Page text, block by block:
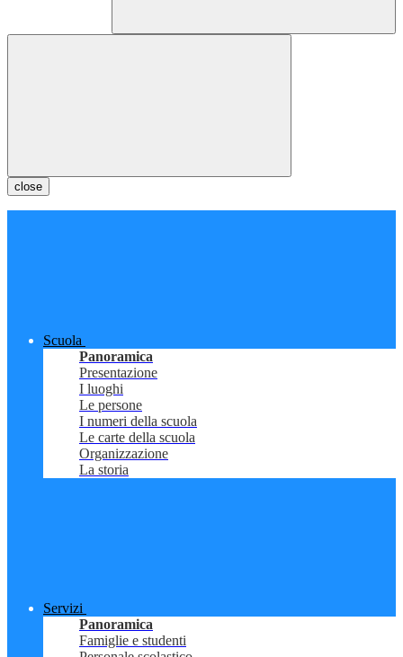
close
Scuola
Panoramica
Presentazione
I luoghi
Le persone
I numeri della scuola
Le carte della scuola
Organizzazione
La storia
Servizi
Panoramica
Famiglie e studenti